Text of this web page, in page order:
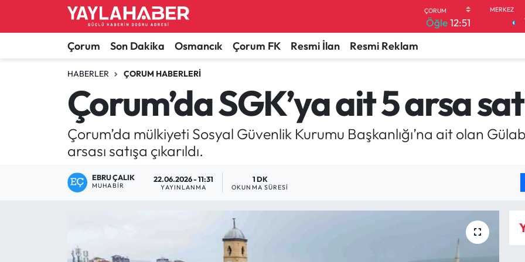
Öğle12:51
Çorum Son Dakika Osmancık Çorum FK Resmi İlan Resmi Reklam
HABERLER ÇORUM HABERLERI
Çorum’da SGK’ya ait 5 arsa
Çorum’da mülkiyeti Sosyal Güvenlik Kurumu Başkanlığı’na ait olan
arsası satışa çıkarıldı.
EBRU ÇALIK
MUHABIR
22.06.2026 - 11:31
YAYINLANMA
1 DK
OKUNMA SÜRESI
Alaca Haberleri
Bayat Haberleri
Bilgi - Keşfet Haberleri
Bilim ve Teknoloji
Çorum Haberleri
Dodurga Haberleri
Çorum Nöbetçi Eczaneler
Çorum Hava Durumu
Çorum Namaz Vakitleri
Çorum Trafik Yoğunluk Haritası
TFF 1.Lig Puan Durumu ve Fikstür
Tüm Manşetler
Haber Arşivi